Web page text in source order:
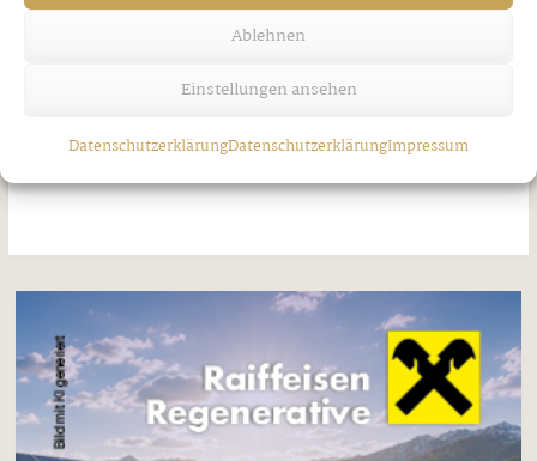
Ablehnen
Einstellungen ansehen
DatenschutzerklärungDatenschutzerklärungImpressum
Jakobi-Patrozinium in Strass
Freitag, 7. August 2026